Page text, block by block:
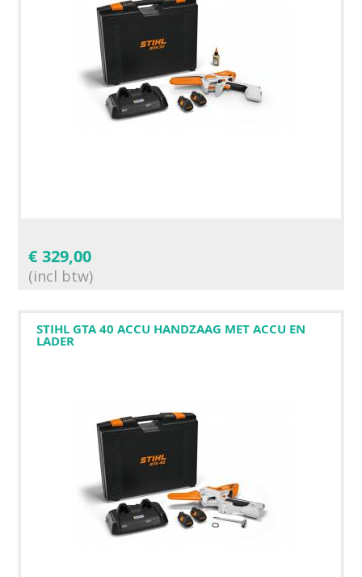
€ 329,00
(incl btw)
STIHL GTA 40 ACCU HANDZAAG MET ACCU EN
LADER